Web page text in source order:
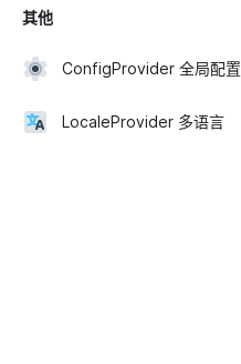
其他
ConfigProvider 全局配置
LocaleProvider 多语言